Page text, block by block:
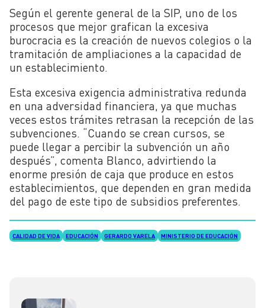
Según el gerente general de la SIP, uno de los
procesos que mejor grafican la excesiva
burocracia es la creación de nuevos colegios o la
tramitación de ampliaciones a la capacidad de
un establecimiento.
Esta excesiva exigencia administrativa redunda
en una adversidad financiera, ya que muchas
veces estos trámites retrasan la recepción de las
subvenciones. “Cuando se crean cursos, se
puede llegar a percibir la subvención un año
después”, comenta Blanco, advirtiendo la
enorme presión de caja que produce en estos
establecimientos, que dependen en gran medida
del pago de este tipo de subsidios preferentes.
CALIDAD DE VIDA EDUCACIÓN GERARDO VARELA MINISTERIO DE EDUCACIÓN